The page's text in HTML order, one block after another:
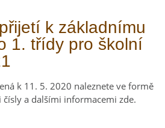
k základnímu
1. třídy pro školní
k 11. 5. 2020 naleznete ve formě
a dalšími informacemi zde.